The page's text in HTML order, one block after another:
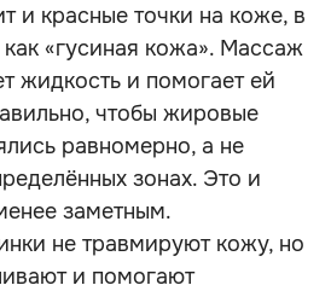
и красные точки на коже, в
«гусиная кожа». Массаж
жидкость и помогает ей
чтобы жировые
равномерно, а не
зонах. Это и
заметным.
не травмируют кожу, но
и помогают